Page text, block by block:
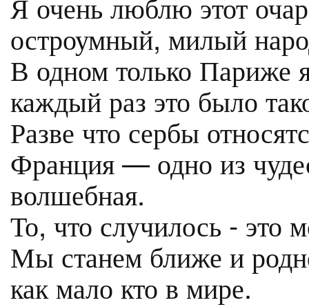
остроумный, милый
В одном только Париже
каждый раз это было
Разве что сербы
Франция — одно из
волшебная.
То, что случилось - это
Мы станем ближе и
как мало кто в мире.